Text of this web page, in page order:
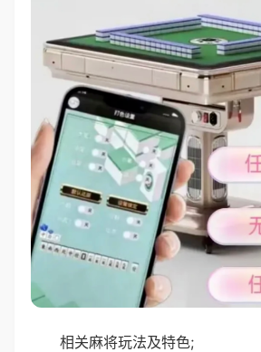
相关麻将玩法及特色;